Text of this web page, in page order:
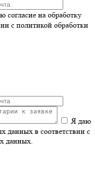
согласие на обработку
с политикой обработки
Я даю
данных в соответствии с
данных.